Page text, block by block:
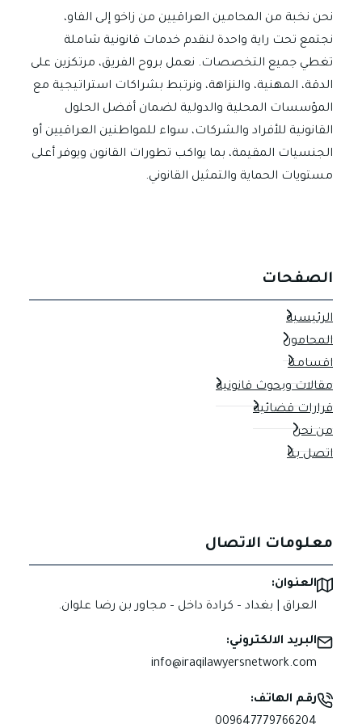
نحن نخبة من المحامين العراقيين من زاخو إلى الفاو،
نجتمع تحت راية واحدة لنقدم خدمات قانونية شاملة
تغطي جميع التخصصات. نعمل بروح الفريق، مرتكزين على
الدقة، المهنية، والنزاهة، ونرتبط بشراكات استراتيجية مع
المؤسسات المحلية والدولية لضمان أفضل الحلول
القانونية للأفراد والشركات، سواء للمواطنين العراقيين أو
الجنسيات المقيمة، بما يواكب تطورات القانون ويوفر أعلى
مستويات الحماية والتمثيل القانوني.
الصفحات
الرئيسية
المحامون
اقسامنا
مقالات وبحوث قانونية
قرارات قضائية
من نحن
اتصل بنا
معلومات الاتصال
العنوان:
العراق | بغداد – كرادة داخل – مجاور بن رضا علوان.
البريد الالكتروني:
info@iraqilawyersnetwork.com
رقم الهاتف: